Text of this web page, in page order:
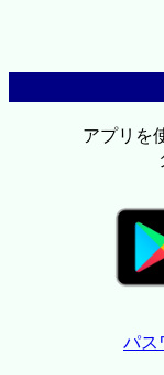
アプリを
パス